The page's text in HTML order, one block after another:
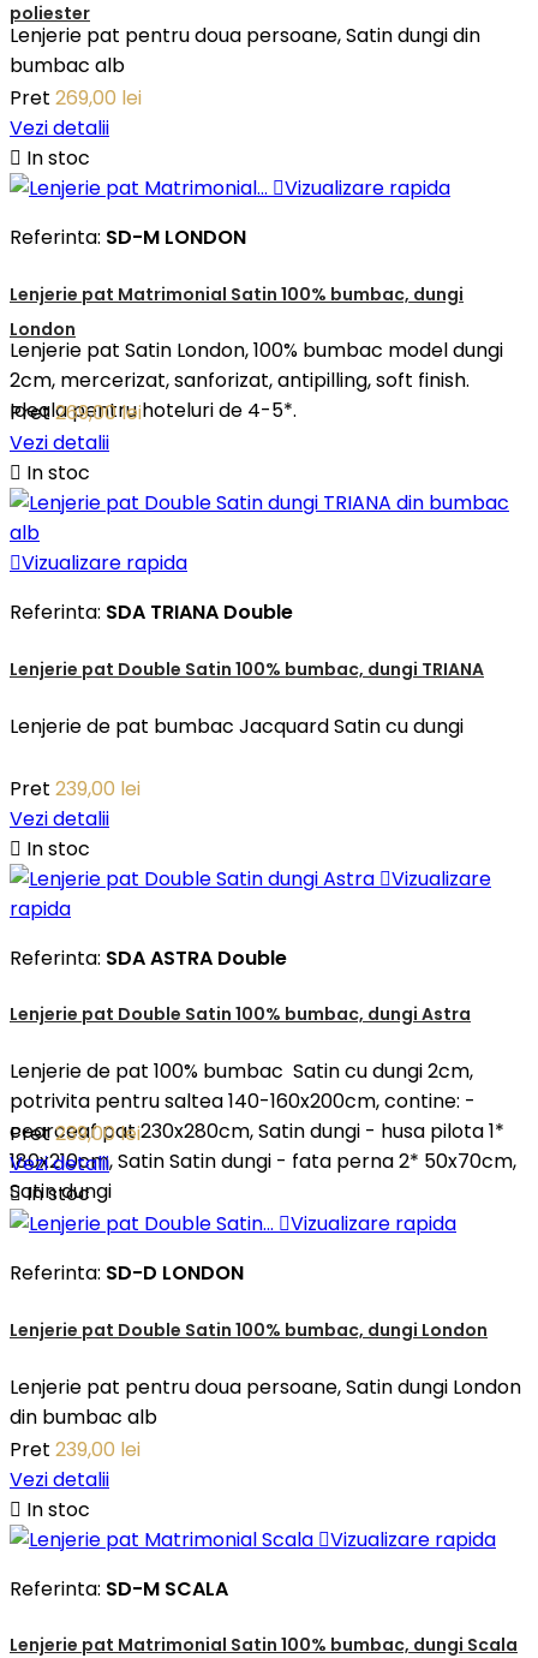
poliester
Lenjerie pat pentru doua persoane, Satin dungi din
bumbac alb
Pret 269,00 lei
Vezi detalii
 In stoc
Vizualizare rapida
Referinta: SD-M LONDON
Lenjerie pat Matrimonial Satin 100% bumbac, dungi
London
Lenjerie pat Satin London, 100% bumbac model dungi
2cm, mercerizat, sanforizat, antipilling, soft finish.
Ideala pentru hoteluri de 4-5*.
Pret269,00 lei
Vezi detalii
 In stoc
Vizualizare rapida
Referinta: SDA TRIANA Double
Lenjerie pat Double Satin 100% bumbac, dungi TRIANA
Lenjerie de pat bumbac Jacquard Satin cu dungi
Pret 239,00 lei
Vezi detalii
 In stoc
Vizualizare
rapida
Referinta: SDA ASTRA Double
Lenjerie pat Double Satin 100% bumbac, dungi Astra
Lenjerie de pat 100% bumbac Satin cu dungi 2cm,
potrivita pentru saltea 140-160x200cm, contine: -
cearceaf pat 230x280cm, Satin dungi - husa pilota 1*
180x210cm, Satin Satin dungi - fata perna 2* 50x70cm,
Satin dungi
Pret239,00 lei
Vezi detalii
In stoc
Vizualizare rapida
Referinta: SD-D LONDON
Lenjerie pat Double Satin 100% bumbac, dungi London
Lenjerie pat pentru doua persoane, Satin dungi London
din bumbac alb
Pret 239,00 lei
Vezi detalii
 In stoc
Vizualizare rapida
Referinta: SD-M SCALA
Lenjerie pat Matrimonial Satin 100% bumbac, dungi Scala